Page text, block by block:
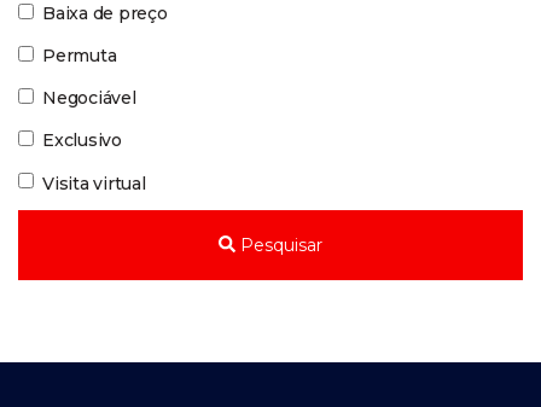
Baixa de preço
Permuta
Negociável
Exclusivo
Visita virtual
Pesquisar